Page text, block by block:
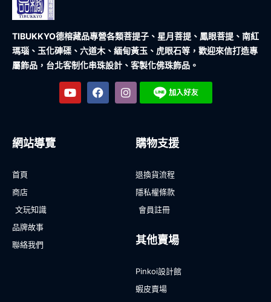
TIBUKKYO德榕藏品專營各類菩提子、星月菩提、鳳眼菩提、南紅
瑪瑙、玉化硨磲、六道木、緬甸黃玉、虎眼石等，歡迎來信打造專
屬飾品，台北客制化串珠設計、客製化佛珠飾品。
網站導覽
首頁
商店
文玩知識
品牌故事
聯絡我們
購物支援
退換貨流程
隱私權條款
會員註冊
其他賣場
Pinkoi設計館
蝦皮賣場